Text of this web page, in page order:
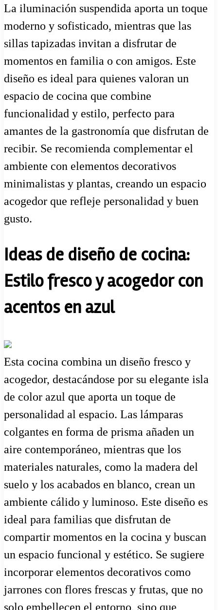
La iluminación suspendida aporta un toque
moderno y sofisticado, mientras que las
sillas tapizadas invitan a disfrutar de
momentos en familia o con amigos. Este
diseño es ideal para quienes valoran un
espacio de cocina que combine
funcionalidad y estilo, perfecto para
amantes de la gastronomía que disfrutan de
recibir. Se recomienda complementar el
ambiente con elementos decorativos
minimalistas y plantas, creando un espacio
acogedor que refleje personalidad y buen
gusto.
Ideas de diseño de cocina:
Estilo fresco y acogedor con
acentos en azul
Esta cocina combina un diseño fresco y
acogedor, destacándose por su elegante isla
de color azul que aporta un toque de
personalidad al espacio. Las lámparas
colgantes en forma de prisma añaden un
aire contemporáneo, mientras que los
materiales naturales, como la madera del
suelo y los acabados en blanco, crean un
ambiente cálido y luminoso. Este diseño es
ideal para familias que disfrutan de
compartir momentos en la cocina y buscan
un espacio funcional y estético. Se sugiere
incorporar elementos decorativos como
jarrones con flores frescas y frutas, que no
solo embellecen el entorno, sino que